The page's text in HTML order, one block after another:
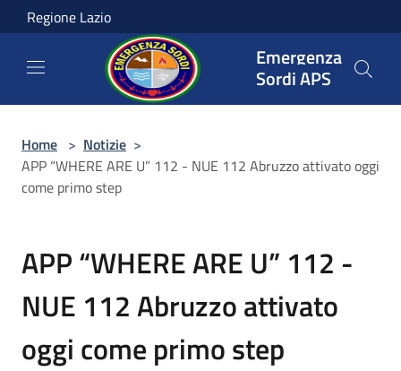
Salta al contenuto principale
Regione Lazio
Emergenza
Sordi APS
Home > Notizie >
APP “WHERE ARE U” 112 - NUE 112 Abruzzo attivato oggi
come primo step
APP “WHERE ARE U” 112 -
NUE 112 Abruzzo attivato
oggi come primo step